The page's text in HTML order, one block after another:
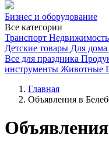
Бизнес и оборудование
Все категории
Транспорт Недвижимость
Детские товары Для дома
Все для праздника
инструменты Животные
Главная
Объявления в